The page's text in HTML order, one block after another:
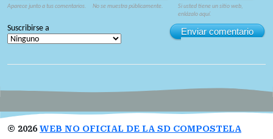
Aparece junto a tus comentarios. No se muestra públicamente.
Si usted tiene un sitio web,
enlázalo aquí.
Enviar comentario
Suscribirse a
© 2026 WEB NO OFICIAL DE LA SD COMPOSTELA